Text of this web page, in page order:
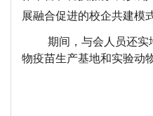
展融合促进的校企共建模
期间，与会人员还实
物疫苗生产基地和实验动